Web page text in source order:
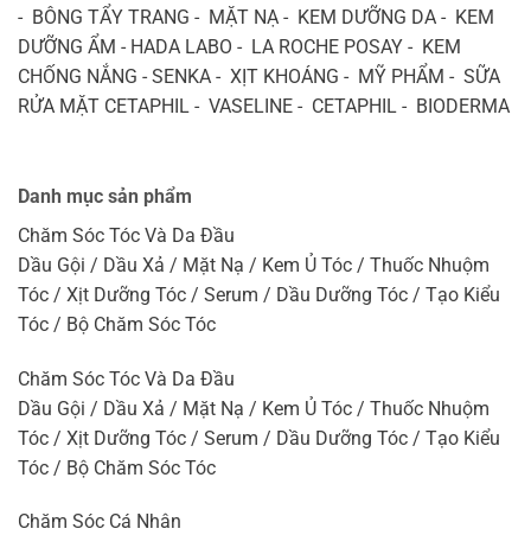
- BÔNG TẨY TRANG - MẶT NẠ - KEM DƯỠNG DA - KEM
DƯỠNG ẨM - HADA LABO - LA ROCHE POSAY - KEM
CHỐNG NẮNG - SENKA - XỊT KHOÁNG - MỸ PHẨM - SỮA
RỬA MẶT CETAPHIL - VASELINE - CETAPHIL - BIODERMA
Danh mục sản phẩm
Chăm Sóc Tóc Và Da Đầu
Dầu Gội / Dầu Xả / Mặt Nạ / Kem Ủ Tóc / Thuốc Nhuộm
Tóc / Xịt Dưỡng Tóc / Serum / Dầu Dưỡng Tóc / Tạo Kiểu
Tóc / Bộ Chăm Sóc Tóc
Chăm Sóc Tóc Và Da Đầu
Dầu Gội / Dầu Xả / Mặt Nạ / Kem Ủ Tóc / Thuốc Nhuộm
Tóc / Xịt Dưỡng Tóc / Serum / Dầu Dưỡng Tóc / Tạo Kiểu
Tóc / Bộ Chăm Sóc Tóc
Chăm Sóc Cá Nhân